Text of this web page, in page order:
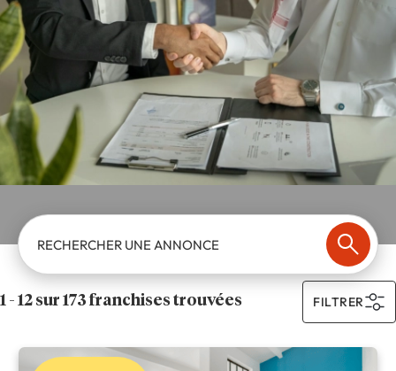
RECHERCHER UNE ANNONCE
1 - 12 sur 173 franchises trouvées FILTRER